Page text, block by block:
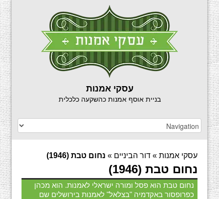
עסקי אמנות
בניית אוסף אמנות כהשקעה כלכלית
עסקי אמנות » דור הביניים » נחום טבת (1946)
נחום טבת (1946)
נחום טבת הוא פסל ומורה ישראלי לאמנות. הוא מכהן
כפרופסור באקדמיה "בצלאל" לאמנות בירושלים שם